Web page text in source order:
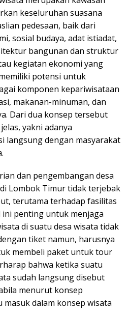
keseluruhan suasana
pedesaan, baik dari
sosial budaya, adat istiadat,
bangunan dan struktur
kegiatan ekonomi yang
potensi untuk
komponen kepariwisataan
makanan-minuman, dan
Dari dua konsep tersebut
yakni adanya
langsung dengan masyarakat
dan pengembangan desa
Lombok Timur tidak terjebak
terutama terhadap fasilitas
ini penting untuk menjaga
di suatu desa wisata tidak
tiket namun, harusnya
membeli paket untuk tour
bahwa ketika suatu
sudah langsung disebut
menurut konsep
dalam konsep wisata